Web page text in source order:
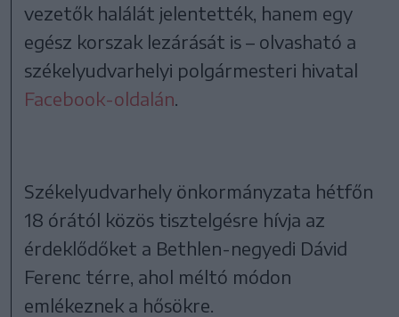
vezetők halálát jelentették, hanem egy
egész korszak lezárását is – olvasható a
székelyudvarhelyi polgármesteri hivatal
Facebook-oldalán
Székelyudvarhely önkormányzata hétfőn
18 órától közös tisztelgésre hívja az
érdeklődőket a Bethlen-negyedi Dávid
Ferenc térre, ahol méltó módon
emlékeznek a hősökre.